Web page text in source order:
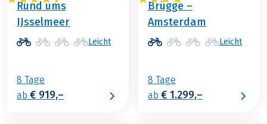
Rund ums
IJsselmeer
Leicht
8 Tage
ab € 919,–
Brügge –
Amsterdam
Leicht
8 Tage
ab € 1.299,–